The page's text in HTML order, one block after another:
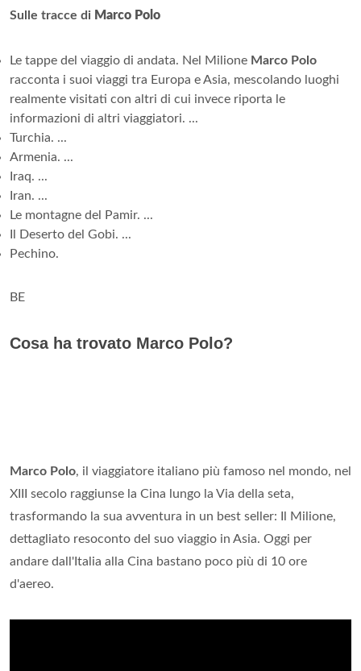
Sulle tracce di Marco Polo
Le tappe del viaggio di andata. Nel Milione Marco Polo
racconta i suoi viaggi tra Europa e Asia, mescolando luoghi
realmente visitati con altri di cui invece riporta le
informazioni di altri viaggiatori. ...
Turchia. ...
Armenia. ...
Iraq. ...
Iran. ...
Le montagne del Pamir. ...
Il Deserto del Gobi. ...
Pechino.
BE
Cosa ha trovato Marco Polo?
Marco Polo, il viaggiatore italiano più famoso nel mondo, nel
XIII secolo raggiunse la Cina lungo la Via della seta,
trasformando la sua avventura in un best seller: Il Milione,
dettagliato resoconto del suo viaggio in Asia. Oggi per
andare dall'Italia alla Cina bastano poco più di 10 ore
d'aereo.